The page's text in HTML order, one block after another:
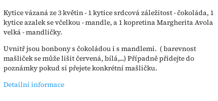
Kytice vázaná ze 3 květin - 1 kytice srdcová záležitost - čokoláda, 1
kytice azalek se včelkou - mandle, a 1 kopretina Margherita Avola
velká - mandličky.
Uvnitř jsou bonbony s čokoládou i s mandlemi. ( barevnost
mašliček se může lišit červená, bílá,...) Případně přidejte do
poznámky pokud si přejete konkrétní mašličku.
Detailní informace